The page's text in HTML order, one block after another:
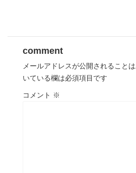
comment
メールアドレスが公開されることは
いている欄は必須項目です
コメント ※